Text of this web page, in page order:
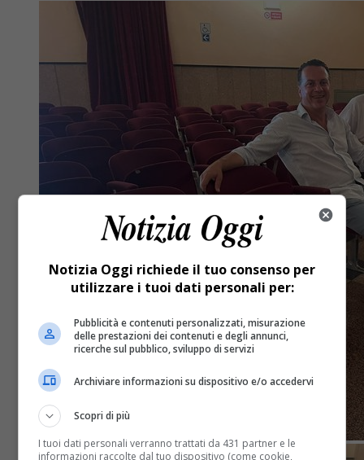
Notizia Oggi richiede il tuo consenso per
utilizzare i tuoi dati personali per:
Pubblicità e contenuti personalizzati, misurazione
delle prestazioni dei contenuti e degli annunci,
ricerche sul pubblico, sviluppo di servizi
Archiviare informazioni su dispositivo e/o accedervi
Scopri di più
I tuoi dati personali verranno trattati da 431 partner e le
informazioni raccolte dal tuo dispositivo (come cookie,